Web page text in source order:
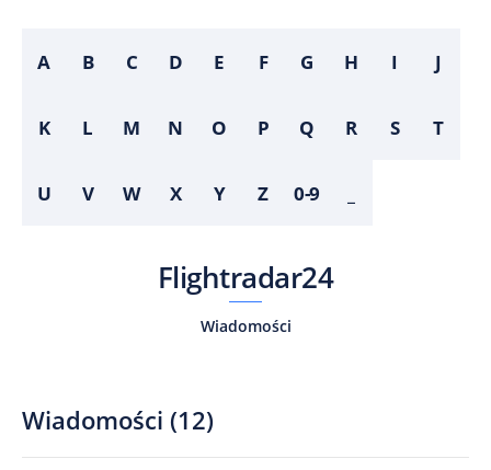
A B C D E F G H I J
K L M N O P Q R S T
U V W X Y Z 0-9
Flightradar24
Wiadomości
Wiadomości (12)